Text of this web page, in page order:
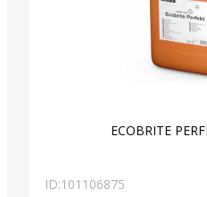
ECOBRITE
ID:101106875